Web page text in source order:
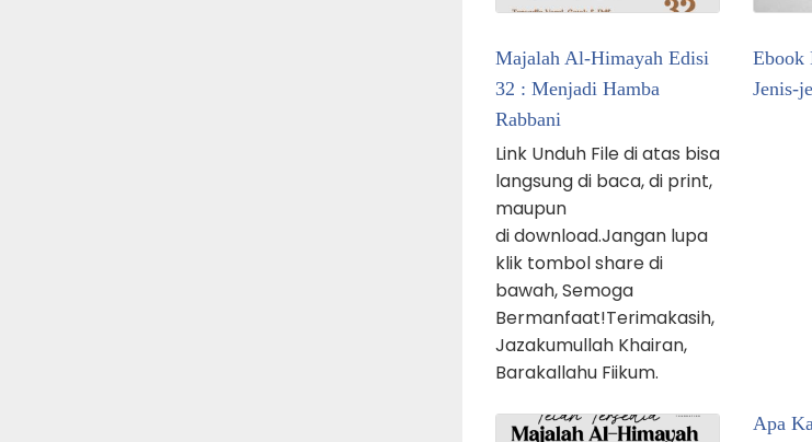
Majalah Al-Himayah Edisi
32 : Menjadi Hamba
Rabbani
Link Unduh File di atas bisa
langsung di baca, di print,
maupun
di download.Jangan lupa
klik tombol share di
bawah, Semoga
Bermanfaat!Terimakasih,
Jazakumullah Khairan,
Barakallahu Fiikum.
Ebook
Jenis-
Apa